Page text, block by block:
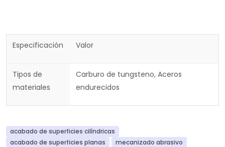
Especificación Valor
Tipos de
materiales
Carburo de tungsteno, Aceros
endurecidos
acabado de superficies cilíndricas
acabado de superficies planas
mecanizado abrasivo